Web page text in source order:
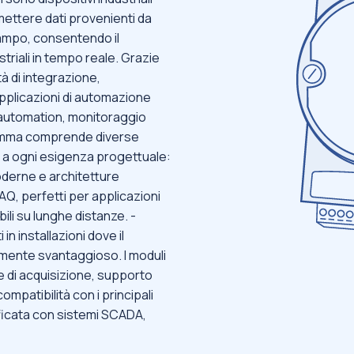
dati provenienti da
consentendo il
in tempo reale. Grazie
di integrazione,
di automazione
monitoraggio
comprende diverse
ogni esigenza progettuale:
e architetture
perfetti per applicazioni
su lunghe distanze. -
installazioni dove il
svantaggioso. I moduli
di acquisizione, supporto
con i principali
con sistemi SCADA,